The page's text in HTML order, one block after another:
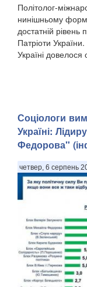
Політолог-
нинішньому
достатній рівень
Патріоти
Україні довелося
Соціологи
Україні:
Федорова"
четвер, 6 серпень